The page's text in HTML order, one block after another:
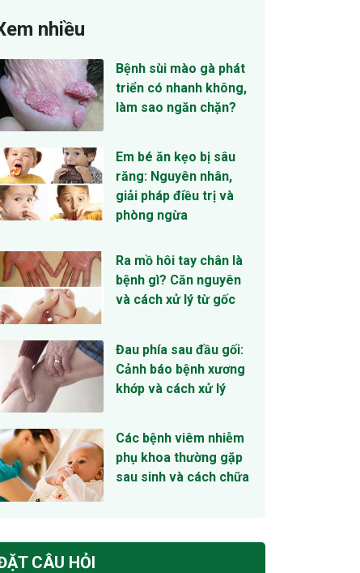
nhiều
Bệnh sùi mào gà phát
triển có nhanh không,
làm sao ngăn chặn?
Em bé ăn kẹo bị sâu
răng: Nguyên nhân,
giải pháp điều trị và
phòng ngừa
Ra mồ hôi tay chân là
bệnh gì? Căn nguyên
và cách xử lý từ gốc
Đau phía sau đầu gối:
Cảnh báo bệnh xương
khớp và cách xử lý
Các bệnh viêm nhiễm
phụ khoa thường gặp
sau sinh và cách chữa
CÂU HỎI